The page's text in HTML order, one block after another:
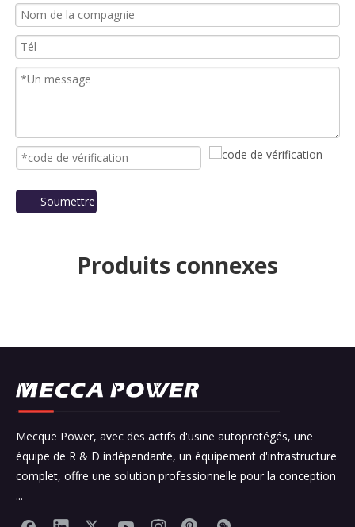
Soumettre
Produits connexes
Mecque Power, avec des actifs d'usine autoprotégés, une
équipe de R & D indépendante, un équipement d'infrastructure
complet, offre une solution professionnelle pour la conception
...